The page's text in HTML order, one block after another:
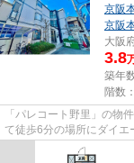
京阪
京阪
大阪
3.8
築年
階数
「パレコート野里」の物
て徒歩6分の場所にダイ
で、アクセスの良い物件で